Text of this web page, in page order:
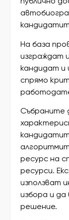
На база
изграждат
кандидат и
спрямо
Събраните
ресурс на
ресурси.
използват
избора и
решение.